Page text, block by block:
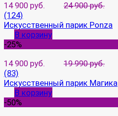
14 900 руб.
24 900 руб.
(124)
Искусственный парик Ponza
В корзину
-25%
14 900 руб.
19 990 руб.
(83)
Искусственный парик Магика
В корзину
-50%